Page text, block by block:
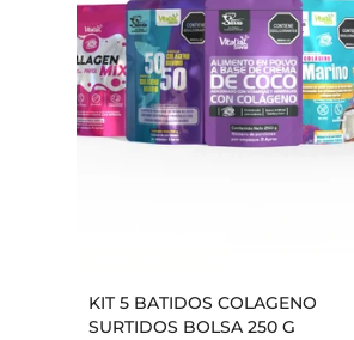
KIT 5 BATIDOS COLAGENO
SURTIDOS BOLSA 250 G